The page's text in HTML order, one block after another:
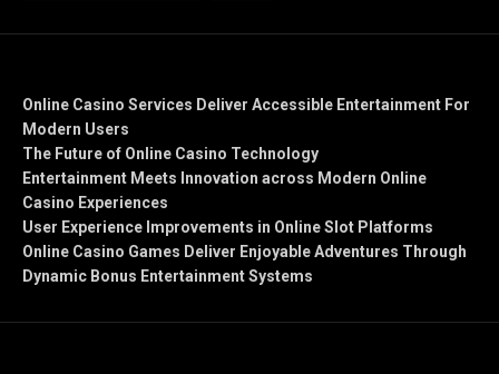
Online Casino Services Deliver Accessible Entertainment For
Modern Users
The Future of Online Casino Technology
Entertainment Meets Innovation across Modern Online
Casino Experiences
User Experience Improvements in Online Slot Platforms
Online Casino Games Deliver Enjoyable Adventures Through
Dynamic Bonus Entertainment Systems